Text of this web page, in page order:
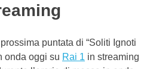
puntata di “Soliti Ignoti
onda oggi su Rai 1 in streaming